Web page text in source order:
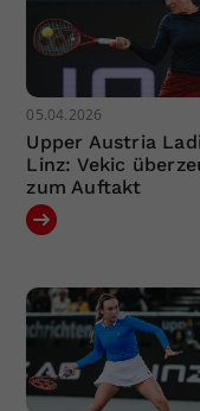
05.04.2026
Upper Austria
Linz: Vekic
zum Auftakt